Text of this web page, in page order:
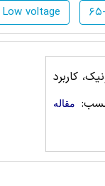
Low voltage
کاربرد
مقاله